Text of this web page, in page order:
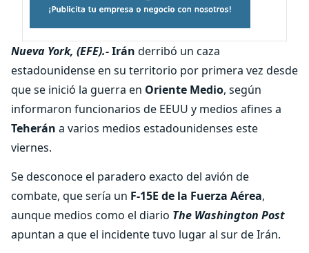
Nueva York, (EFE).-Irán derribó un caza
estadounidense en su territorio por primera vez desde
que se inició la guerra en Oriente Medio, según
informaron funcionarios de EEUU y medios afines a
Teherán a varios medios estadounidenses este
viernes.
Se desconoce el paradero exacto del avión de
combate, que sería un F-15E de la Fuerza Aérea,
aunque medios como el diario The Washington Post
apuntan a que el incidente tuvo lugar al sur de Irán.